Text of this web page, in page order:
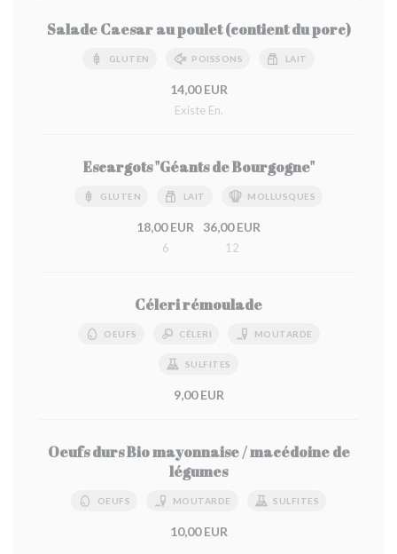
Salade Caesar au poulet (contient du porc)
GLUTEN POISSONS LAIT
14,00 EUR
Existe En.
Escargots "Géants de Bourgogne"
GLUTEN LAIT MOLLUSQUES
18,00 EUR
6
36,00 EUR
12
Céleri rémoulade
OEUFS CÉLERI MOUTARDE
SULFITES
9,00 EUR
Oeufs durs Bio mayonnaise / macédoine de
légumes
OEUFS MOUTARDE SULFITES
10,00 EUR